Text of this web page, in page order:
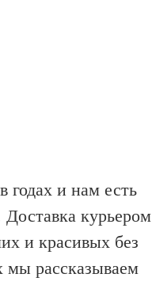
годах и нам есть
Доставка курьером
и красивых без
мы рассказываем